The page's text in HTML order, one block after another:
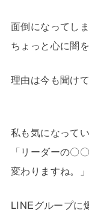
面倒になってし
ちょっと心に闇
理由は今も聞け
私も気になって
「リーダーの〇
変わりますね。」
LINEグループに